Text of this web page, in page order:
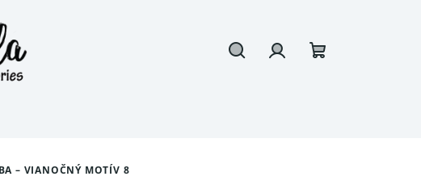
– VIANOČNÝ MOTÍV 8